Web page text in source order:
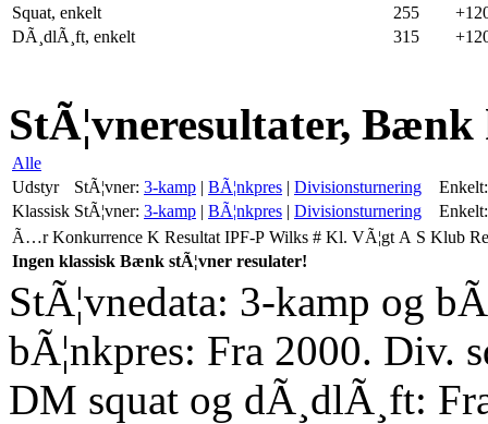
Squat, enkelt
255
DÃ¸dlÃ¸ft, enkelt
315
StÃ¦vneresultater, Bænk
Alle
Udstyr
StÃ¦vner: 3-kamp | BÃ¦nkpres | Divisionsturnering
Enkelt:
Klassisk StÃ¦vner: 3-kamp | BÃ¦nkpres | Divisionsturnering
Enkelt:
Ã…r Konkurrence K Resultat IPF-P Wilks # Kl. VÃ¦gt A S Klub
Ingen klassisk Bænk stÃ¦vner resulater!
StÃ¦vnedata: 3-kamp og
bÃ¦nkpres: Fra 2000. Div.
DM squat og dÃ¸dlÃ¸ft: